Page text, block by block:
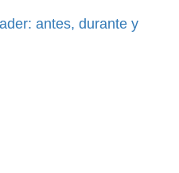
antes, durante y